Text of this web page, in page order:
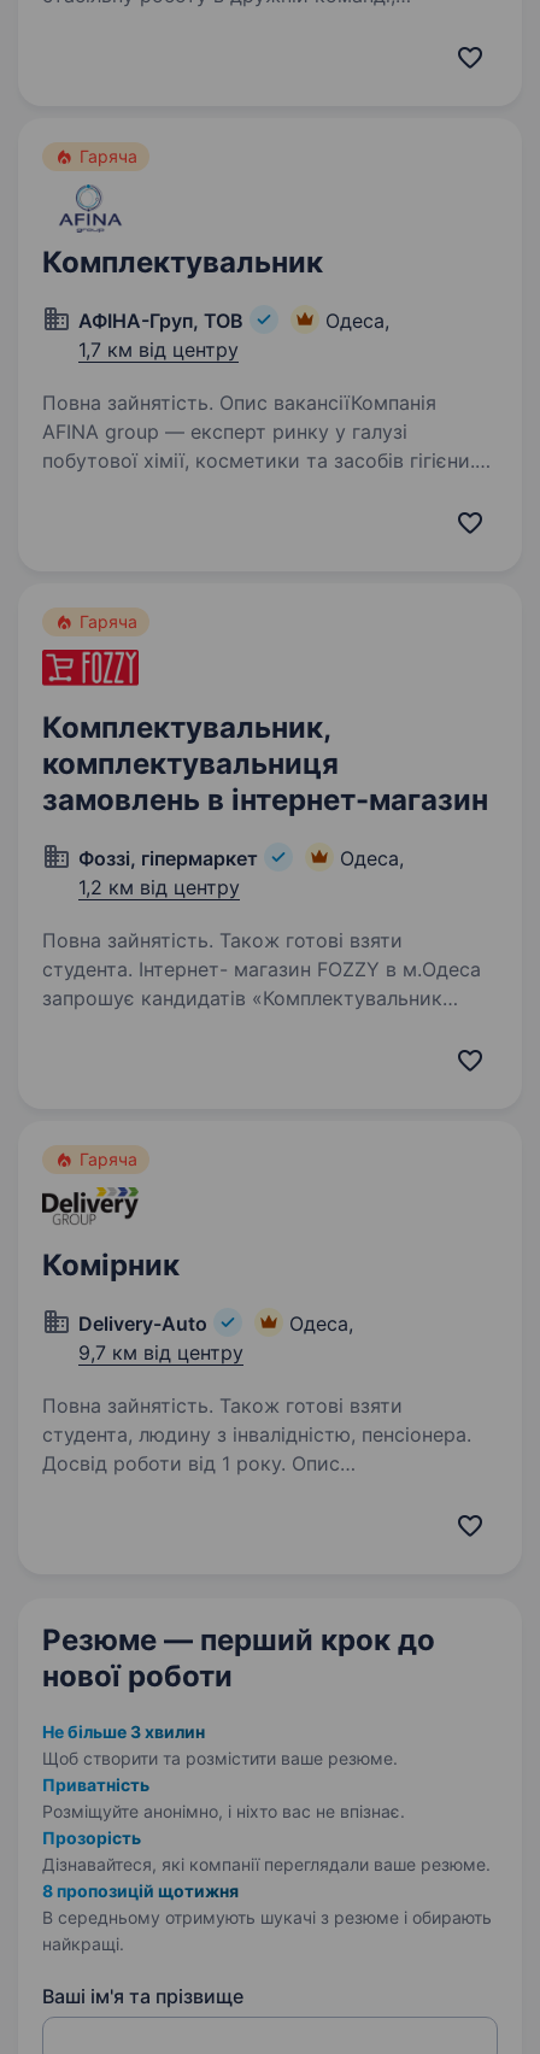
так…
Гаряча
Комплектувальник
АФІНА-Груп, ТОВ
Одеса,
1,7 км від центру
Повна зайнятість. Опис вакансіїКомпанія
AFINA group — експерт ринку у галузі
побутової хімії, косметики та засобів гігієни.
якісними товарами, має динамічний розвиток
Гаряча
Комплектувальник,
комплектувальниця
замовлень в інтернет-магазин
Фоззі, гіпермаркет
Одеса,
1,2 км від центру
Повна зайнятість. Також готові взяти
студента. Інтернет- магазин FOZZY в м.Одеса
запрошує кандидатів «Комплектувальник
Гаряча
Комірник
Delivery-Auto
Одеса,
9,7 км від центру
Повна зайнятість. Також готові взяти
студента, людину з інвалідністю, пенсіонера.
Досвід роботи від 1 року. Опис
з провідних логістичних операторів в Україні.
логістичні…
Резюме — перший крок до
нової роботи
Не більше 3 хвилин
Щоб створити та розмістити ваше резюме.
Приватність
Розміщуйте анонімно, і ніхто вас не впізнає.
Прозорість
Дізнавайтеся, які компанії переглядали ваше резюме.
8 пропозицій щотижня
В середньому отримують шукачі з резюме і обирають
найкращі.
Ваші ім'я та прізвище